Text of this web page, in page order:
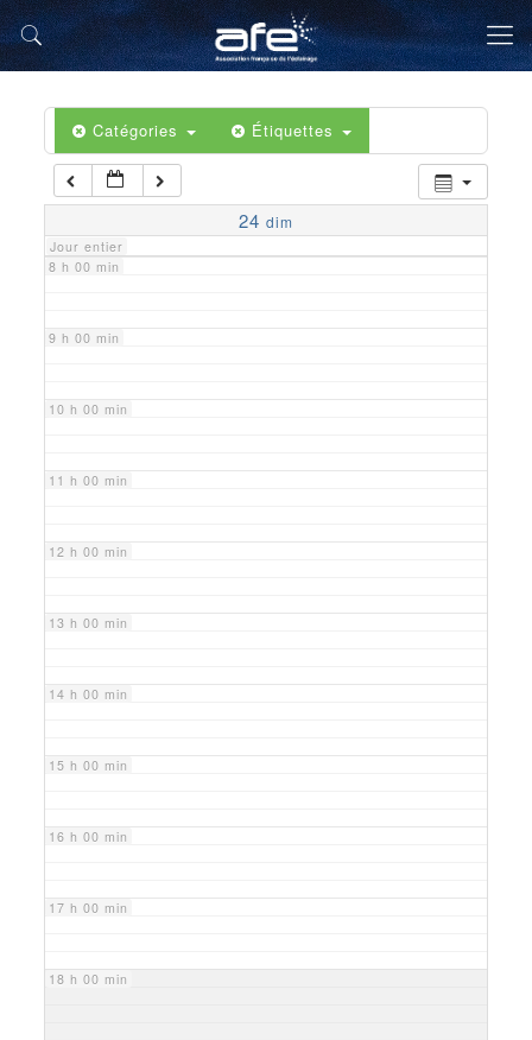
Catégories Étiquettes
24 dim
Jour entier
5 h 00 min
6 h 00 min
7 h 00 min
8 h 00 min
9 h 00 min
10 h 00 min
11 h 00 min
12 h 00 min
13 h 00 min
14 h 00 min
15 h 00 min
16 h 00 min
17 h 00 min
18 h 00 min